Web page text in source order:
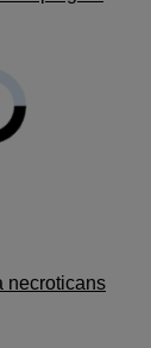
necroticans